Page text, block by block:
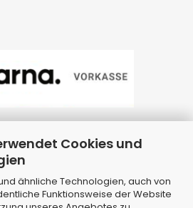
Cookies und
ähnliche Technologien, auch von
Funktionsweise der Website